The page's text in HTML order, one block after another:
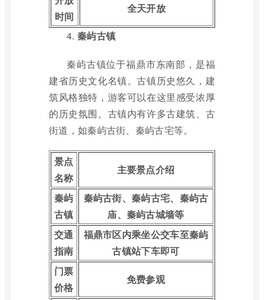
时间
全天开放
4. 秦屿古镇
秦屿古镇位于福鼎市东南部，是福
建省历史文化名镇。古镇历史悠久，建
筑风格独特，游客可以在这里感受浓厚
的历史氛围。古镇内有许多古建筑、古
街道，如秦屿古街、秦屿古宅等。
景点
名称
主要景点介绍
秦屿
古镇
秦屿古街、秦屿古宅、秦屿古
庙、秦屿古城墙等
交通
指南
福鼎市区内乘坐公交车至秦屿
古镇站下车即可
门票
价格
免费参观